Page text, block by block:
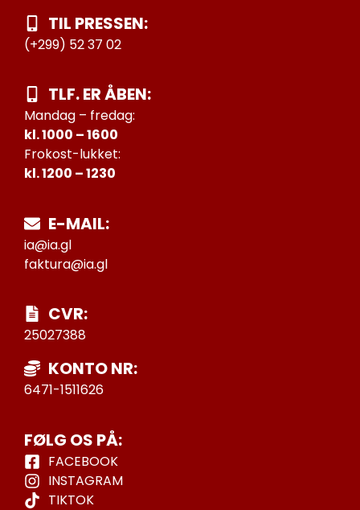
TIL PRESSEN:
(+299) 52 37 02
TLF. ER ÅBEN:
Mandag – fredag:
kl. 1000 – 1600
Frokost-lukket:
kl. 1200 – 1230
E-MAIL:
ia@ia.gl
faktura@ia.gl
CVR:
25027388
KONTO NR:
6471-1511626
FØLG OS PÅ:
FACEBOOK
INSTAGRAM
TIKTOK